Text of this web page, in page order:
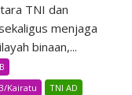
TNI dan
menjaga
binaan,...
Kairatu
TNI AD